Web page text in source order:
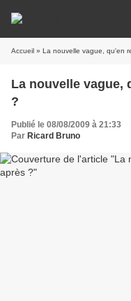
Accueil » La nouvelle vague, qu'en
La nouvelle vague,
?
Publié le 08/08/2009 à 21:33
Par Ricard Bruno